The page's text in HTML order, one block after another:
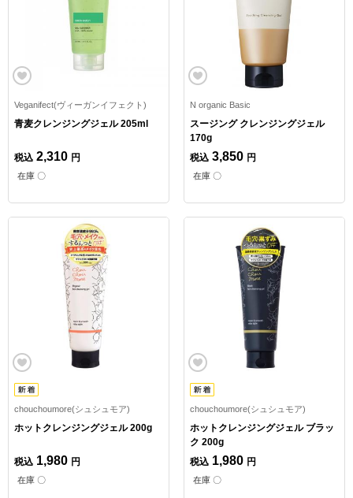
Veganifect(ヴィーガンイフェクト)
青麦クレンジングジェル 205ml
税込 2,310 円
在庫 〇
N organic Basic
スージング クレンジングジェル
170g
税込 3,850 円
在庫 〇
chouchoumore(シュシュモア)
ホットクレンジングジェル 200g
税込 1,980 円
在庫 〇
chouchoumore(シュシュモア)
ホットクレンジングジェル ブラッ
ク 200g
税込 1,980 円
在庫 〇